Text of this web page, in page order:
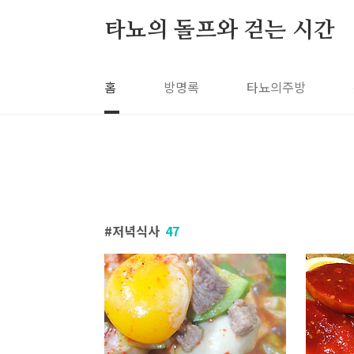
타뇨의 돌프와 걷는 시간
홈 방명록 타뇨의주방
저녁식사 47